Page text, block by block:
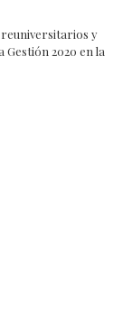
y
Gestión 2020 en la